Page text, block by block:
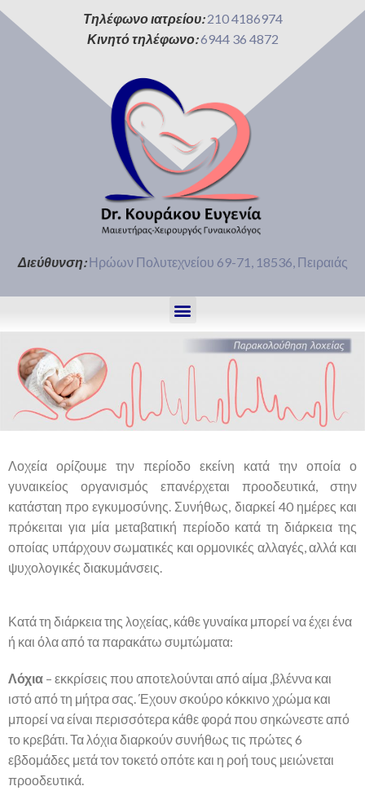
Τηλέφωνο ιατρείου:210 4186974
Κινητό τηλέφωνο:6944 36 4872
Διεύθυνση:Ηρώων Πολυτεχνείου 69-71, 18536, Πειραιάς
Λοχεία ορίζουμε την περίοδο εκείνη κατά την οποία ο
γυναικείος οργανισμός επανέρχεται προοδευτικά, στην
κατάσταη προ εγκυμοσύνης. Συνήθως, διαρκεί 40 ημέρες και
πρόκειται για μία μεταβατική περίοδο κατά τη διάρκεια της
οποίας υπάρχουν σωματικές και ορμονικές αλλαγές, αλλά και
ψυχολογικές διακυμάνσεις.
Κατά τη διάρκεια της λοχείας, κάθε γυναίκα μπορεί να έχει ένα
ή και όλα από τα παρακάτω συμτώματα:
Λόχια – εκκρίσεις που αποτελούνται από αίμα ,βλέννα και
ιστό από τη μήτρα σας. Έχουν σκούρο κόκκινο χρώμα και
μπορεί να είναι περισσότερα κάθε φορά που σηκώνεστε από
το κρεβάτι. Τα λόχια διαρκούν συνήθως τις πρώτες 6
εβδομάδες μετά τον τοκετό οπότε και η ροή τους μειώνεται
προοδευτικά.